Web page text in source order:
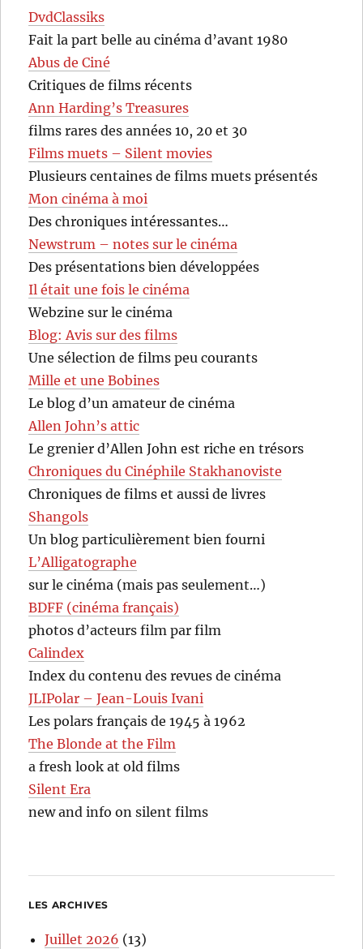
DvdClassiks
Fait la part belle au cinéma d’avant 1980
Abus de Ciné
Critiques de films récents
Ann Harding’s Treasures
films rares des années 10, 20 et 30
Films muets – Silent movies
Plusieurs centaines de films muets présentés
Mon cinéma à moi
Des chroniques intéressantes…
Newstrum – notes sur le cinéma
Des présentations bien développées
Il était une fois le cinéma
Webzine sur le cinéma
Blog: Avis sur des films
Une sélection de films peu courants
Mille et une Bobines
Le blog d’un amateur de cinéma
Allen John’s attic
Le grenier d’Allen John est riche en trésors
Chroniques du Cinéphile Stakhanoviste
Chroniques de films et aussi de livres
Shangols
Un blog particulièrement bien fourni
L’Alligatographe
sur le cinéma (mais pas seulement…)
BDFF (cinéma français)
photos d’acteurs film par film
Calindex
Index du contenu des revues de cinéma
JLIPolar – Jean-Louis Ivani
Les polars français de 1945 à 1962
The Blonde at the Film
a fresh look at old films
Silent Era
new and info on silent films
LES ARCHIVES
Juillet 2026 (13)